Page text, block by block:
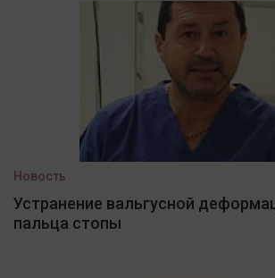
Новость
Устранение вальгусной
пальца стопы